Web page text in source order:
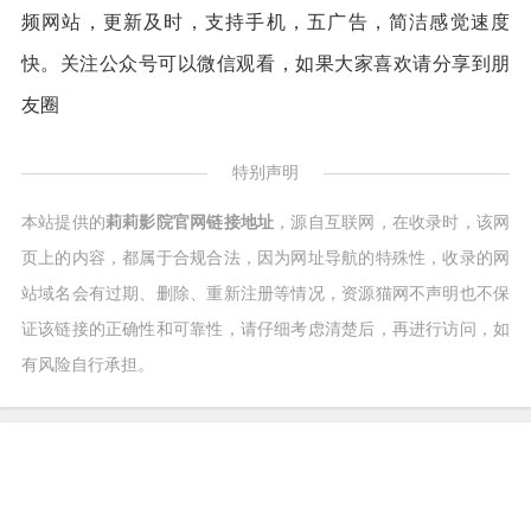
频网站，更新及时，支持手机，五广告，简洁感觉速度
快。关注公众号可以微信观看，如果大家喜欢请分享到朋
友圈
特别声明
本站提供的莉莉影院官网链接地址 ，源自互联网，在收录时，该网
页上的内容，都属于合规合法，因为网址导航的特殊性，收录的网
站域名会有过期、删除、重新注册等情况，资源猫网不声明也不保
证该链接的正确性和可靠性，请仔细考虑清楚后，再进行访问，如
有风险自行承担。